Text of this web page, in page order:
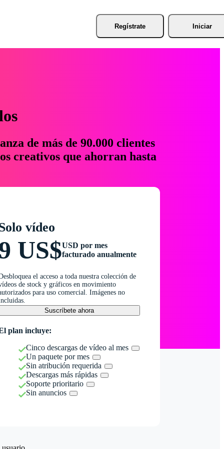
Regístrate Iniciar
de más de 90.000 clientes
creativos que ahorran hasta
vídeo
US$USD por mes
facturado anualmente
el acceso a toda nuestra colección de
de stock y gráficos en movimiento
para uso comercial. Imágenes no
Suscríbete ahora
plan incluye:
Cinco descargas de vídeo al mes
Un paquete por mes
Sin atribución requerida
Descargas más rápidas
Soporte prioritario
Sin anuncios